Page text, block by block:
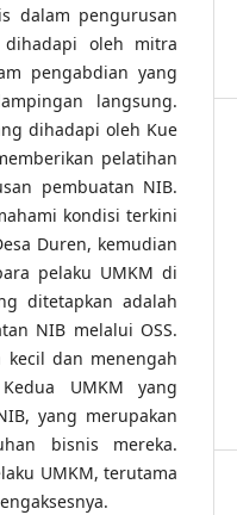
dalam pengurusan
dihadapi oleh mitra
pengabdian yang
langsung.
dihadapi oleh Kue
pelatihan
pembuatan NIB.
kondisi terkini
Duren, kemudian
pelaku UMKM di
ditetapkan adalah
NIB melalui OSS.
dan menengah
UMKM yang
yang merupakan
bisnis mereka.
UMKM, terutama